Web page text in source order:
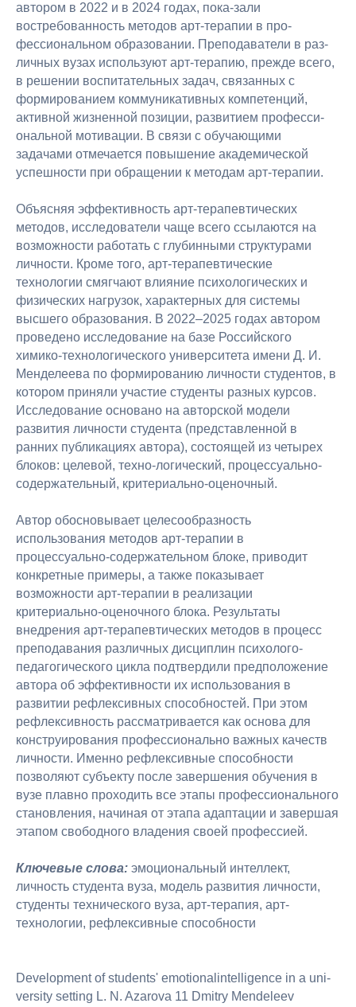
автором в 2022 и в 2024 годах, пока-зали
востребованность методов арт-терапии в про-
фессиональном образовании. Преподаватели в раз-
личных вузах используют арт-терапию, прежде всего,
в решении воспитательных задач, связанных с
формированием коммуникативных компетенций,
активной жизненной позиции, развитием професси-
ональной мотивации. В связи с обучающими
задачами отмечается повышение академической
успешности при обращении к методам арт-терапии.
Объясняя эффективность арт-терапевтических
методов, исследователи чаще всего ссылаются на
возможности работать с глубинными структурами
личности. Кроме того, арт-терапевтические
технологии смягчают влияние психологических и
физических нагрузок, характерных для системы
высшего образования. В 2022–2025 годах автором
проведено исследование на базе Российского
химико-технологического университета имени Д. И.
Менделеева по формированию личности студентов, в
котором приняли участие студенты разных курсов.
Исследование основано на авторской модели
развития личности студента (представленной в
ранних публикациях автора), состоящей из четырех
блоков: целевой, техно-логический, процессуально-
содержательный, критериально-оценочный.
Автор обосновывает целесообразность
использования методов арт-терапии в
процессуально-содержательном блоке, приводит
конкретные примеры, а также показывает
возможности арт-терапии в реализации
критериально-оценочного блока. Результаты
внедрения арт-терапевтических методов в процесс
преподавания различных дисциплин психолого-
педагогического цикла подтвердили предположение
автора об эффективности их использования в
развитии рефлексивных способностей. При этом
рефлексивность рассматривается как основа для
конструирования профессионально важных качеств
личности. Именно рефлексивные способности
позволяют субъекту после завершения обучения в
вузе плавно проходить все этапы профессионального
становления, начиная от этапа адаптации и завершая
этапом свободного владения своей профессией.
Ключевые слова: эмоциональный интеллект,
личность студента вуза, модель развития личности,
студенты технического вуза, арт-терапия, арт-
технологии, рефлексивные способности
Development of students' emotionalintelligence in a uni-
versity setting L. N. Azarova 11 Dmitry Mendeleev